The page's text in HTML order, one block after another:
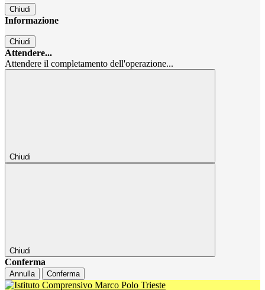
Chiudi
Informazione
Chiudi
Attendere...
Attendere il completamento dell'operazione...
Chiudi
Chiudi
Conferma
Annulla Conferma